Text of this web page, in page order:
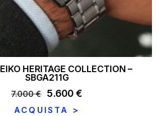
HERITAGE COLLECTION –
SBGA211G
7.000€
Il
prezzo
5.600 €
ACQUISTA >